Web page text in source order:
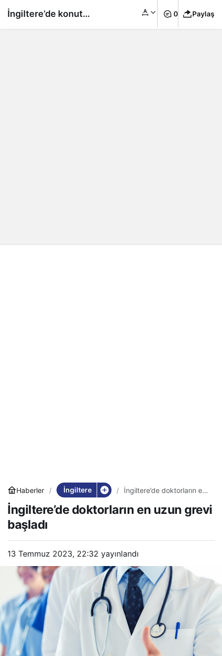
Haberler İngiltere
İngiltere’de doktorların en
İngiltere’de doktorların en uzun grevi
başladı
13 Temmuz 2023, 22:32 yayınlandı
İngiltere’de konut 0 Paylaş